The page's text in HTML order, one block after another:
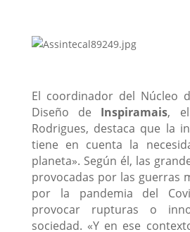
El coordinador del Núcleo
Diseño de Inspiramais,
Rodrigues, destaca que la
tiene en cuenta la
planeta». Según él, las
provocadas por las guerras
por la pandemia del
provocar rupturas o
sociedad. «Y en ese